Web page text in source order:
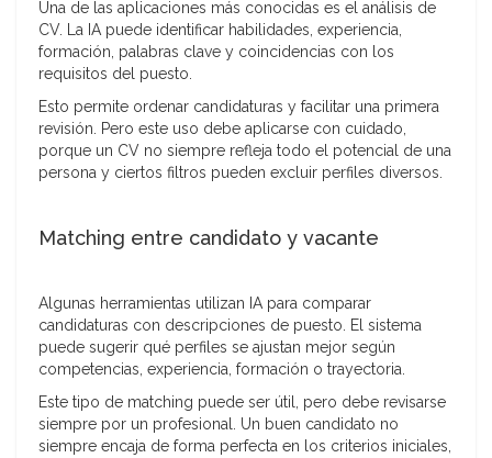
Una de las aplicaciones más conocidas es el análisis de
CV. La IA puede identificar habilidades, experiencia,
formación, palabras clave y coincidencias con los
requisitos del puesto.
Esto permite ordenar candidaturas y facilitar una primera
revisión. Pero este uso debe aplicarse con cuidado,
porque un CV no siempre refleja todo el potencial de una
persona y ciertos filtros pueden excluir perfiles diversos.
Matching entre candidato y vacante
Algunas herramientas utilizan IA para comparar
candidaturas con descripciones de puesto. El sistema
puede sugerir qué perfiles se ajustan mejor según
competencias, experiencia, formación o trayectoria.
Este tipo de matching puede ser útil, pero debe revisarse
siempre por un profesional. Un buen candidato no
siempre encaja de forma perfecta en los criterios iniciales,